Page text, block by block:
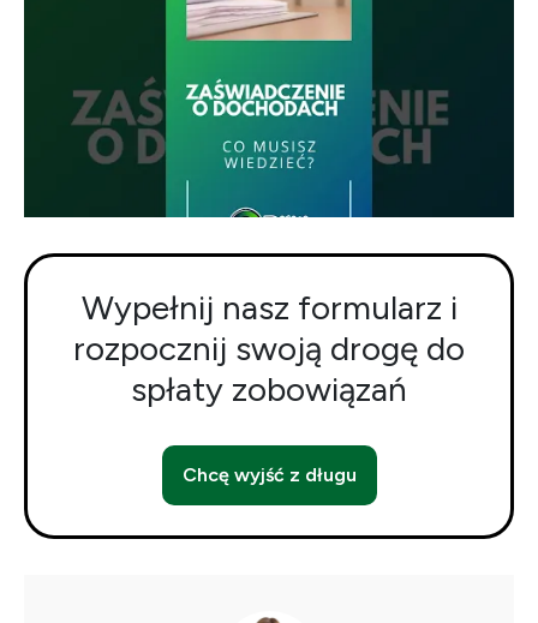
Wypełnij nasz formularz i
rozpocznij swoją drogę do
spłaty zobowiązań
Chcę wyjść z długu